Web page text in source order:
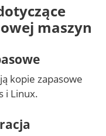
maszyn
kopie zapasowe
i Linux.